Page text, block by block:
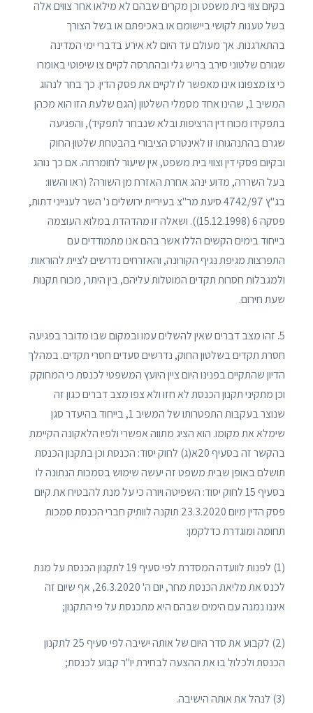
בקיום צווי בית משפט וכן מקרים שבהם לא מילאו אחר צווים אלה
בשל טענות לקושי ביישומם או באכיפתם או בשל הצורך
בהתארגנות. אך מעולם עד היום לא אירע בדברי ימי המדינה
שגורם שלטוני סירב בריש גלי ובהתרסה לקיים צו שיפוטי באומרו
כי צו מצפונו אינו מאפשר לו לקיים את פסק הדין. כך בחר לנהוג
המשיב 1, שהינו אחד מסמלי השלטון (הגם שלעת הזו הוא מכהן
בתפקידו מכוח דין הרציפות ובלא שנבחר לתפקיד), והפגיעה
שגרם בהתנהגותו זו לאינטרס הציבורי בהבטחת שלטון החוק
ובקיום פסקי דין וצווי בית משפט, אין שיעור לחומרתה. אם כך נוהג
בעל השררה, מדוע ינהג אחרת האזרח מן השורה? (ראו והשוו:
בג"ץ 4742/97 סיעת מר"צ בעיריית ירושלים נ' השר לענייני דתות,
פסקה 6 (15.12.1998)). ושאלה זו מהדהדת במלוא העוצמה
בייחוד בימים הקשים הללו אשר בהם אנו מתמודדים עם
התפרצות מגיפת נגיף הקורונה, והאזרחים נדרשים לציית להוראות
ולמגבלות חסרות תקדים המוטלות עליהם, בין היתר, מכוח תקנות
שעת חירום.
5. זהו מצב דברים שאין להשלים עמו ובמקום שבו מדובר בפגיעה
חסרת תקדים בשלטון החוק, נדרשים סעדים חסרי תקדים. במהלך
הדיון שהתקיים בפנינו היום ציין היועץ המשפטי לכנסת כי המחוקק
וכן מתקיני תקנון הכנסת לא חזו ולא צפו מצב דברים כגון זה
שנוצר בעקבות התפטרותו של המשיב 1, בייחוד בהיעדר סגן
שימלא את מקומו. הוא הציג מתווה אפשרי ולפיו הלאקונה הקיימת
בהקשר זה בסעיף 20א(ג) לחוק יסוד: הכנסת וכן בתקנון הכנסת
תושלם באופן שבית משפט זה יעשה שימוש בסמכות הנתונה לו
בסעיף 15 לחוק יסוד: השפיטה ויורה כי על מנת להבטיח את קיום
פסק הדין מיום 23.3.2020 תוקנה לוותיק חברי הכנסת סמכות
תחומה ומוגדרת כדלקמן:
(1) לפנות לוועדה המסדרת לפי סעיף 19 לתקנון הכנסת על מנת
לכנס את מליאת הכנסת מחר, יום ה' 26.3.2020, אף שיום זה
איננו נמנה עם הימים שבהם היא מתכנסת על פי התקנון;
(2) לקבוע את סדר היום של אותה ישיבה לפי סעיף 25 לתקנון
הכנסת ולכלול בו את ההצעה לבחירת יו"ר קבוע לכנסת;
(3) לנהל את אותה הישיבה.